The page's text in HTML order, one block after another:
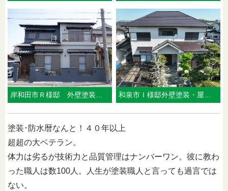
塗装･防水暦なんと！４０年以上
超超の大ベテラン。
体力は劣るが技術力と品質管理はナンバーワン。彼に教わ
った職人は数100人。人生が塗装職人と言っても過言では
ない。